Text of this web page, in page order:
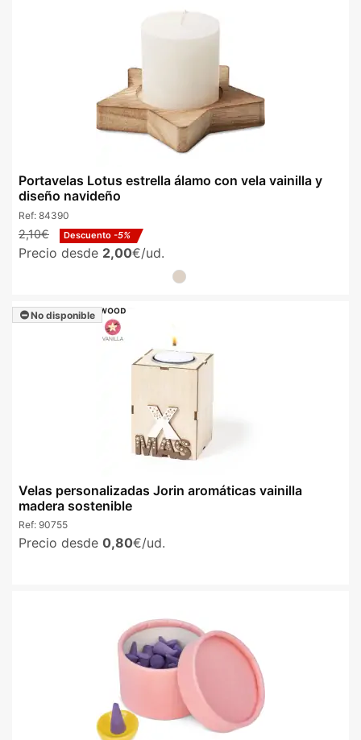
Portavelas Lotus estrella álamo con vela vainilla y
diseño navideño
Ref: 84390
2,10€ Descuento -5%
Precio desde 2,00€/ud.
No disponible
Velas personalizadas Jorin aromáticas vainilla
madera sostenible
Ref: 90755
Precio desde 0,80€/ud.